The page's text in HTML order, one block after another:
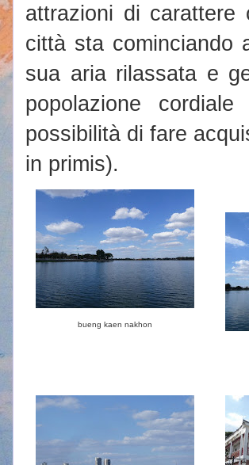
attrazioni di
città sta cominciando
sua aria rilassata e
popolazione
possibilità di fare
in primis).
bueng kaen nakhon